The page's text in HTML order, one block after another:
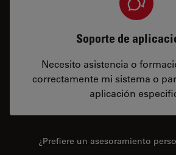
Soporte de
Necesito asistencia o
correctamente mi sistema o
aplicación
¿Prefiere un asesoramiento